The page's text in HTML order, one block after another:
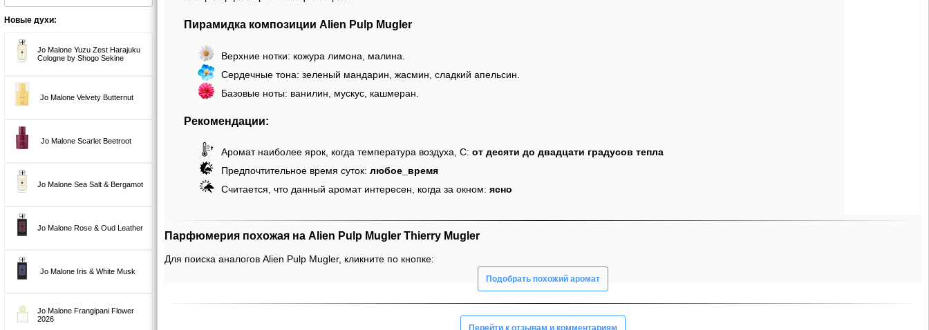
Новые духи:
Jo Malone Yuzu Zest Harajuku
Cologne by Shogo Sekine
Jo Malone Velvety Butternut
Jo Malone Scarlet Beetroot
Jo Malone Sea Salt & Bergamot
Jo Malone Rose & Oud Leather
Jo Malone Iris & White Musk
Jo Malone Frangipani Flower
2026
Пирамидка композиции Alien Pulp Mugler
Верхние нотки: кожура лимона, малина.
Сердечные тона: зеленый мандарин, жасмин, сладкий апельсин.
Базовые ноты: ванилин, мускус, кашмеран.
Рекомендации:
Аромат наиболее ярок, когда температура воздуха, С: от десяти до двадцати градусов тепла
Предпочтительное время суток: любое_время
Считается, что данный аромат интересен, когда за окном: ясно
Парфюмерия похожая на Alien Pulp Mugler Thierry Mugler
Для поиска аналогов Alien Pulp Mugler, кликните по кнопке:
Подобрать похожий аромат
Перейти к отзывам и комментариям